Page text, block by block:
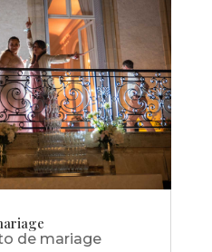
de mariage